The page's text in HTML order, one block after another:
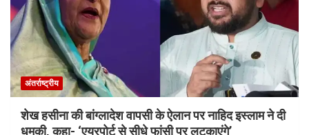
अंतर्राष्ट्रीय
शेख हसीना की बांग्लादेश वापसी के ऐलान पर नाहिद इस्लाम ने दी
धमकी, कहा- ‘एयरपोर्ट से सीधे फांसी पर लटकाएंगे’